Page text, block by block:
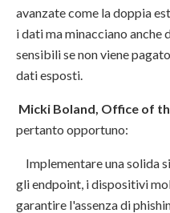
avanzate come la doppia
i dati ma minacciano
sensibili se non viene
dati esposti.
Micki Boland, Office of
pertanto opportuno:
Implementare una solida
gli endpoint, i dispositivi
garantire l'assenza di